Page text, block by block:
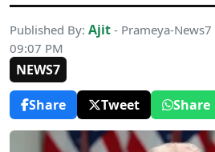
Published By: Ajit - Prameya-
09:07 PM
NEWS7
Share
Tweet Share